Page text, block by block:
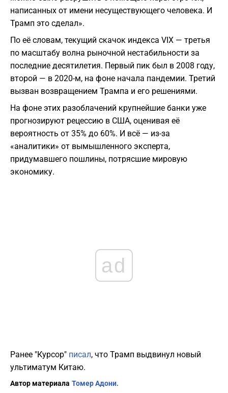
написанных от имени несуществующего человека. И
Трамп это сделал».
По её словам, текущий скачок индекса VIX — третья
по масштабу волна рыночной нестабильности за
последние десятилетия. Первый пик был в 2008 году,
второй — в 2020-м, на фоне начала пандемии. Третий
вызван возвращением Трампа и его решениями.
На фоне этих разоблачений крупнейшие банки уже
прогнозируют рецессию в США, оценивая её
вероятность от 35% до 60%. И всё — из-за
«аналитики» от вымышленного эксперта,
придумавшего пошлины, потрясшие мировую
экономику.
ad
Ранее "Курсор" писал, что Трамп выдвинул новый
ультиматум Китаю.
Автор материала Томер Адони.